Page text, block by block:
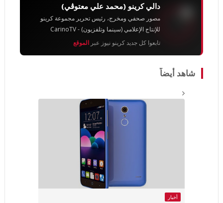
دالي كرينو (محمد علي معتوڨي)
مصور صحفي ومخرج، رئيس تحرير مجموعة كرينو
للإنتاج الإعلامي (سينما وتلفزيون) - CarinoTV
تابعوا كل جديد كرينو نيوز عبر الموقع
شاهد أيضاً
أخبار